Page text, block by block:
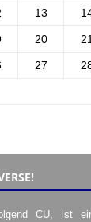
13
20
27
CU, ist